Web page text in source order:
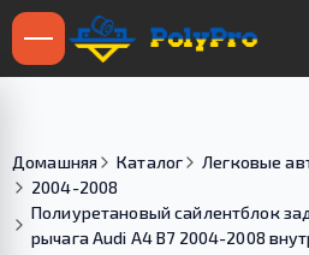
Домашняя Каталог Легковые
2004-2008
Полиуретановый сайлентблок
рычага Audi A4 B7 2004-2008